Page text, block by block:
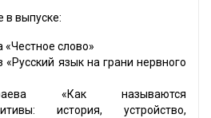
в выпуске:
слово»
«Русский язык на грани нервного
«Как называются
история, устройство,